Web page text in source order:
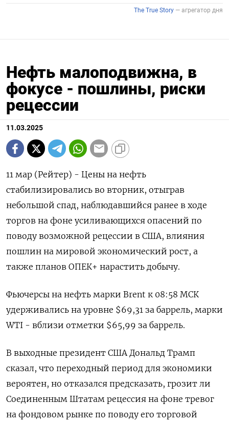
Нефть малоподвижна, в
фокусе - пошлины, риски
рецессии
11.03.2025
11 мар (Рейтер) - Цены на нефть
стабилизировались во вторник, отыграв
небольшой спад, наблюдавшийся ранее в ходе
торгов на фоне усиливающихся опасений по
поводу возможной рецессии в США, влияния
пошлин на мировой экономический рост, а
также планов ОПЕК+ нарастить добычу.
Фьючерсы на нефть марки Brent к 08:58 МСК
удерживались на уровне $69,31 за баррель, марки
WTI - вблизи отметки $65,99 за баррель.
В выходные президент США Дональд Трамп
сказал, что переходный период для экономики
вероятен, но отказался предсказать, грозит ли
Соединенным Штатам рецессия на фоне тревог
на фондовом рынке по поводу его торговой